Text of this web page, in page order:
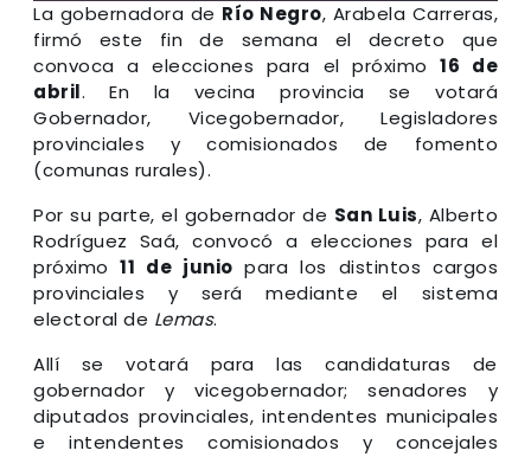
La gobernadora de Río Negro, Arabela Carreras,
firmó este fin de semana el decreto que
convoca a elecciones para el próximo16 de
abril. En la vecina provincia se votará
Gobernador, Vicegobernador, Legisladores
provinciales y comisionados de fomento
(comunas rurales).
Por su parte, el gobernador de San Luis, Alberto
Rodríguez Saá, convocó a elecciones para el
próximo11 de junio para los distintos cargos
provinciales y será mediante el sistema
electoral de Lemas.
Allí se votará para las candidaturas de
gobernador y vicegobernador; senadores y
diputados provinciales, intendentes municipales
e intendentes comisionados y concejales